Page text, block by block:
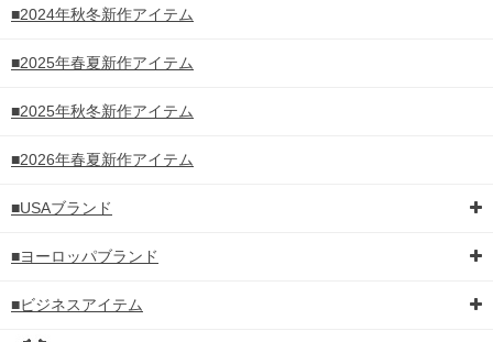
■2024年秋冬新作アイテム
■2025年春夏新作アイテム
■2025年秋冬新作アイテム
■2026年春夏新作アイテム
■USAブランド
■ヨーロッパブランド
■ビジネスアイテム